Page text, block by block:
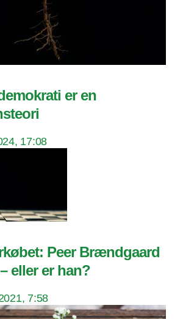
er en
17:08
Peer Brændgaard
eller er han?
7:58